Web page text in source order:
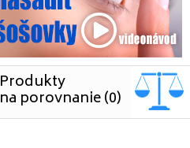
Produkty
na porovnanie (0)